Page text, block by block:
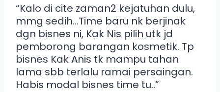
“Kalo di cite zaman2 kejatuhan dulu,
mmg sedih…Time baru nk berjinak
dgn bisnes ni, Kak Nis pilih utk jd
pemborong barangan kosmetik. Tp
bisnes Kak Anis tk mampu tahan
lama sbb terlalu ramai persaingan.
Habis modal bisnes time tu..”